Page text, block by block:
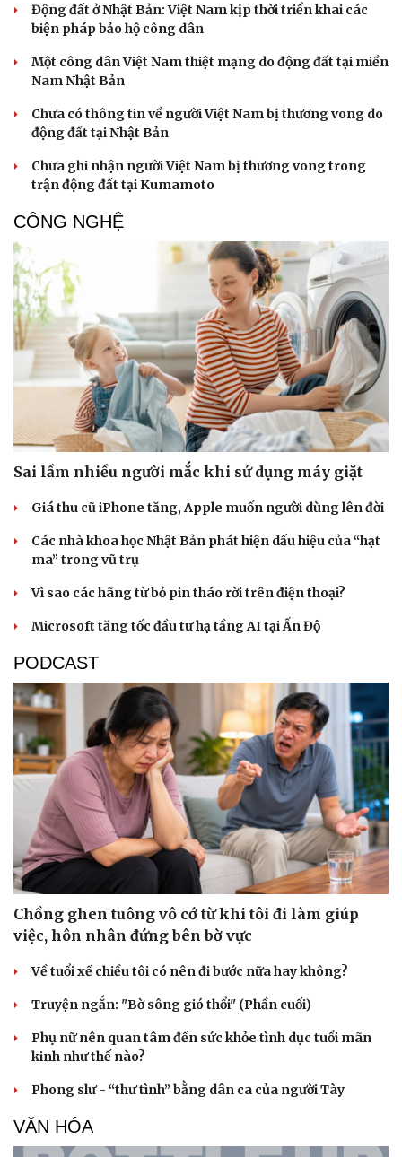
Sức khỏe
Cây thuốc
Sản phụ khoa
Nhi khoa
Nam khoa
Làm đẹp - giảm cân
Ăn sạch sống khỏe
Đời sống
Blog
Tình yêu - Gia đình
Động đất ở Nhật Bản: Việt Nam kịp thời triển khai các
biện pháp bảo hộ công dân
Một công dân Việt Nam thiệt mạng do động đất tại miền
Nam Nhật Bản
Chưa có thông tin về người Việt Nam bị thương vong do
động đất tại Nhật Bản
Chưa ghi nhận người Việt Nam bị thương vong trong
trận động đất tại Kumamoto
CÔNG NGHỆ
Sai lầm nhiều người mắc khi sử dụng máy giặt
Giá thu cũ iPhone tăng, Apple muốn người dùng lên đời
Các nhà khoa học Nhật Bản phát hiện dấu hiệu của “hạt
ma” trong vũ trụ
Vì sao các hãng từ bỏ pin tháo rời trên điện thoại?
Microsoft tăng tốc đầu tư hạ tầng AI tại Ấn Độ
PODCAST
Chồng ghen tuông vô cớ từ khi tôi đi làm giúp
việc, hôn nhân đứng bên bờ vực
Về tuổi xế chiều tôi có nên đi bước nữa hay không?
Truyện ngắn: "Bờ sông gió thổi" (Phần cuối)
Phụ nữ nên quan tâm đến sức khỏe tình dục tuổi mãn
kinh như thế nào?
Phong slư - “thư tình” bằng dân ca của người Tày
VĂN HÓA